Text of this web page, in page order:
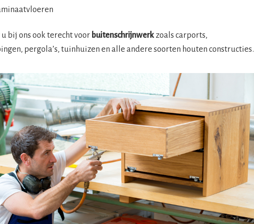
bij ons ook terecht voor buitenschrijnwerk zoals carports,
pergola’s, tuinhuizen en alle andere soorten houten constructies.